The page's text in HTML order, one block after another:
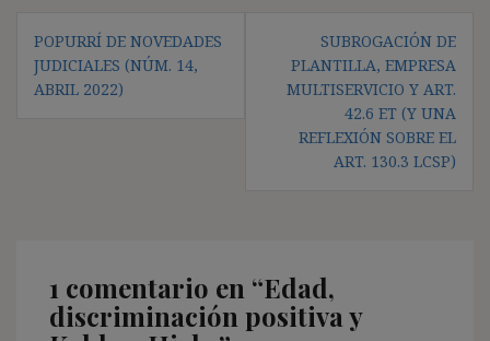
Navegación
de
entradas
POPURRÍ DE NOVEDADES
JUDICIALES (NÚM. 14,
ABRIL 2022)
SUBROGACIÓN DE
PLANTILLA, EMPRESA
MULTISERVICIO Y ART.
42.6 ET (Y UNA
REFLEXIÓN SOBRE EL
ART. 130.3 LCSP)
1 comentario en “Edad,
discriminación positiva y